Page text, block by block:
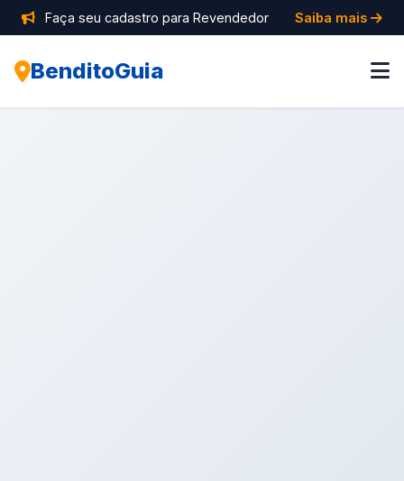
Faça seu cadastro para Revendedor Saiba mais
BenditoGuia